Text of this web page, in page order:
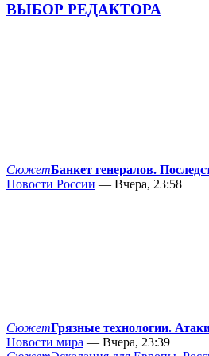
ВЫБОР РЕДАКТОРА
СюжетБанкет генералов.
Новости России — Вчера, 23:58
СюжетГрязные технологии.
Новости мира — Вчера, 23:39